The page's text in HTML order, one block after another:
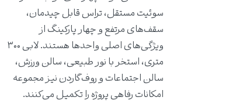
سوئیت مستقل، تراس قابل چیدمان،
سقف‌های مرتفع و چهار پارکینگ از
ویژگی‌های اصلی واحدها هستند. لابی ۳۰۰
متری، استخر با نور طبیعی، سالن ورزش،
سالن اجتماعات و روف‌گاردن نیز مجموعه
امکانات رفاهی پروژه را تکمیل می‌کنند.